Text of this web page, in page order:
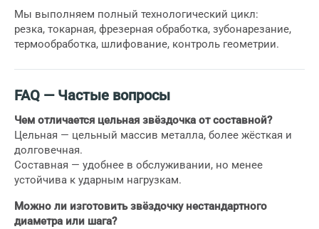
Мы выполняем полный технологический цикл:
резка, токарная, фрезерная обработка, зубонарезание,
термообработка, шлифование, контроль геометрии.
FAQ — Частые вопросы
Чем отличается цельная звёздочка от составной?
Цельная — цельный массив металла, более жёсткая и
долговечная.
Составная — удобнее в обслуживании, но менее
устойчива к ударным нагрузкам.
Можно ли изготовить звёздочку нестандартного
диаметра или шага?